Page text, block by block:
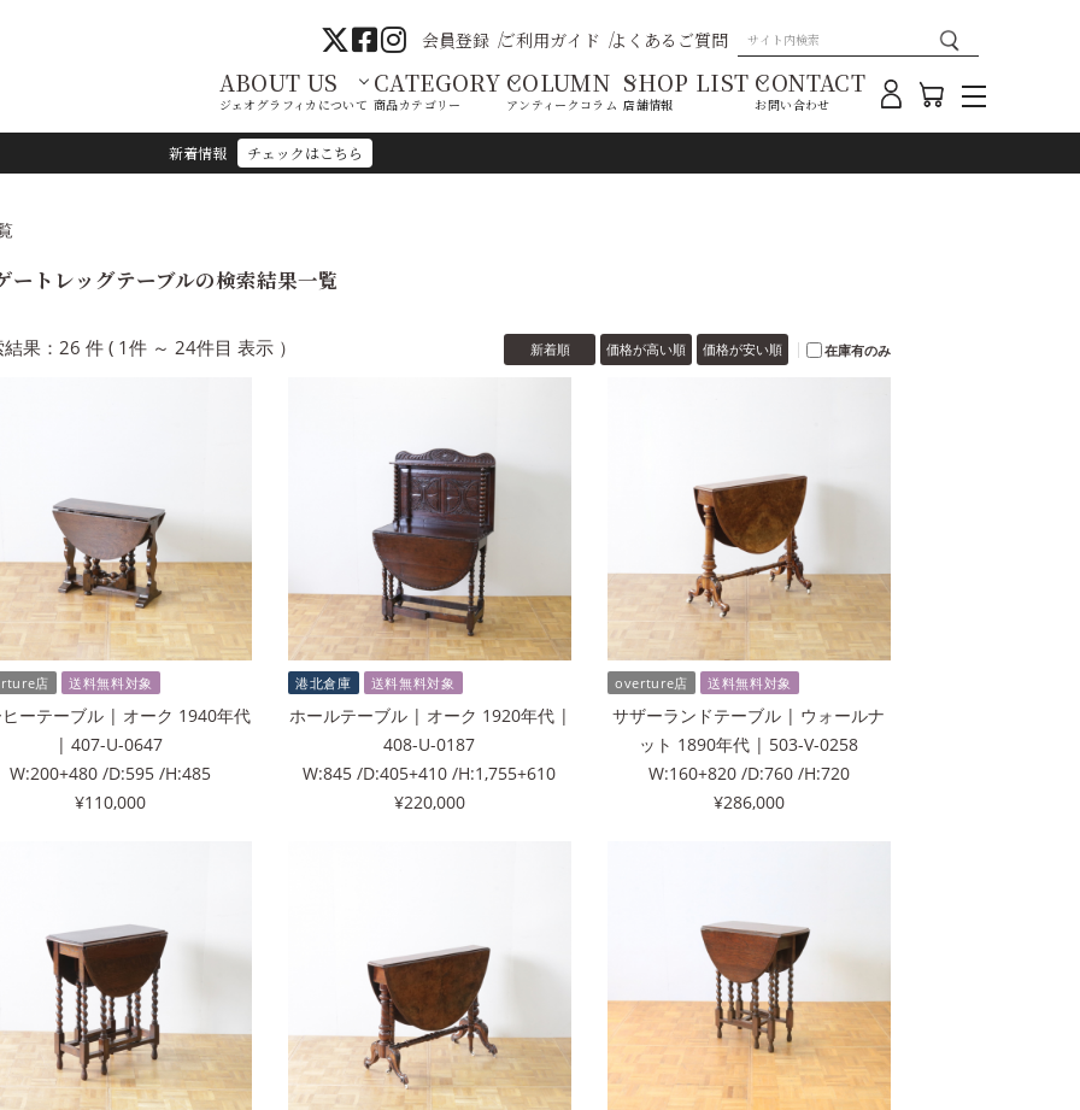
新着情報 チェックはこちら
会員登録 ご利用ガイド よくあるご質問
ABOUT US
ジェオグラフィカについて
CATEGORY
商品カテゴリー
COLUMN
アンティークコラム
SHOP LIST
店舗情報
CONTACT
お問い合わせ
ートレッグテーブルの検索結果一覧
果：26 件 ( 1件 ～ 24件目 表示 ） 新着順 価格が高い順 価格が安い順 在庫有のみ
店 送料無料対象
ーテーブル | オーク 1940年代
| 407-U-0647
W:200+480 /D:595 /H:485
¥110,000
港北倉庫 送料無料対象
ホールテーブル | オーク 1920年代 |
408-U-0187
W:845 /D:405+410 /H:1,755+610
¥220,000
overture店 送料無料対象
サザーランドテーブル | ウォールナ
ット 1890年代 | 503-V-0258
W:160+820 /D:760 /H:720
¥286,000